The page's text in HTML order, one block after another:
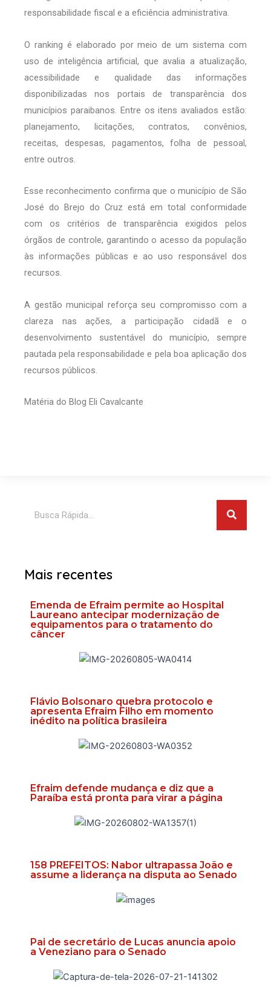
responsabilidade fiscal e a eficiência administrativa.
O ranking é elaborado por meio de um sistema com
uso de inteligência artificial, que avalia a atualização,
acessibilidade e qualidade das informações
disponibilizadas nos portais de transparência dos
municípios paraibanos. Entre os itens avaliados estão:
planejamento, licitações, contratos, convênios,
receitas, despesas, pagamentos, folha de pessoal,
entre outros.
Esse reconhecimento confirma que o município de São
José do Brejo do Cruz está em total conformidade
com os critérios de transparência exigidos pelos
órgãos de controle, garantindo o acesso da população
às informações públicas e ao uso responsável dos
recursos.
A gestão municipal reforça seu compromisso com a
clareza nas ações, a participação cidadã e o
desenvolvimento sustentável do município, sempre
pautada pela responsabilidade e pela boa aplicação dos
recursos públicos.
Matéria do Blog Eli Cavalcante
Mais recentes
Emenda de Efraim permite ao Hospital
Laureano antecipar modernização de
equipamentos para o tratamento do
câncer
Flávio Bolsonaro quebra protocolo e
apresenta Efraim Filho em momento
inédito na política brasileira
Efraim defende mudança e diz que a
Paraíba está pronta para virar a página
158 PREFEITOS: Nabor ultrapassa João e
assume a liderança na disputa ao Senado
Pai de secretário de Lucas anuncia apoio
a Veneziano para o Senado